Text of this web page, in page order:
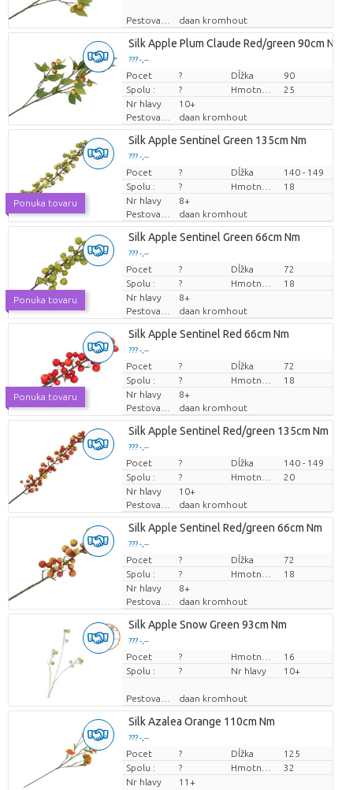
daan kromhout
Silk Apple Plum Claude Red/green 90cm Nm
??? -,--
Cena za kus
Pocet ? Dĺžka
90
Spolu :
?
25
Nr hlavy
10+
daan kromhout
Ponuka tovaru
Silk Apple Sentinel Green 135cm Nm
??? -,--
Cena za kus
Pocet ? Dĺžka
140 - 149
Spolu :
?
18
Nr hlavy
8+
daan kromhout
Ponuka tovaru
Silk Apple Sentinel Green 66cm Nm
??? -,--
Cena za kus
Pocet ? Dĺžka
72
Spolu :
?
18
Nr hlavy
8+
daan kromhout
Ponuka tovaru
Silk Apple Sentinel Red 66cm Nm
??? -,--
Cena za kus
Pocet ? Dĺžka
72
Spolu :
?
18
Nr hlavy
8+
daan kromhout
Silk Apple Sentinel Red/green 135cm Nm
??? -,--
Cena za kus
Pocet ? Dĺžka
140 - 149
Spolu :
?
20
Nr hlavy
10+
daan kromhout
Silk Apple Sentinel Red/green 66cm Nm
??? -,--
Cena za kus
Pocet ? Dĺžka
72
Spolu :
?
18
Nr hlavy
8+
daan kromhout
Silk Apple Snow Green 93cm Nm
??? -,--
Cena za kus
Pocet ?
16
Spolu :
? Nr hlavy 10+
daan kromhout
Silk Azalea Orange 110cm Nm
??? -,--
Cena za kus
Pocet ? Dĺžka
125
Spolu :
?
32
Nr hlavy
11+